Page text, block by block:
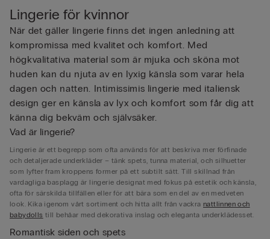
Lingerie för kvinnor
När det gäller lingerie finns det ingen anledning att
kompromissa med kvalitet och komfort. Med
högkvalitativa material som är mjuka och sköna mot
huden kan du njuta av en lyxig känsla som varar hela
dagen och natten. Intimissimis lingerie med italiensk
design ger en känsla av lyx och komfort som får dig att
känna dig bekväm och självsäker.
Vad är lingerie?
Lingerie är ett begrepp som ofta används för att beskriva mer förfinade
och detaljerade underkläder – tänk spets, tunna material, och silhuetter
som lyfter fram kroppens former på ett subtilt sätt. Till skillnad från
vardagliga basplagg är lingerie designat med fokus på estetik och känsla,
ofta för särskilda tillfällen eller för att bära som en del av en medveten
look. Kika igenom vårt sortiment och hitta allt från vackra nattlinnen och
babydolls till behåar med dekorativa inslag och eleganta underklädesset.
Romantisk siden och spets